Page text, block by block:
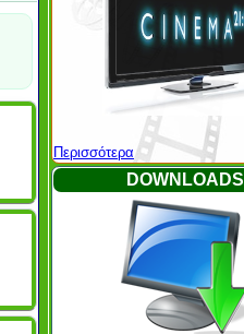
Περισσότερα
DOWNLOADS